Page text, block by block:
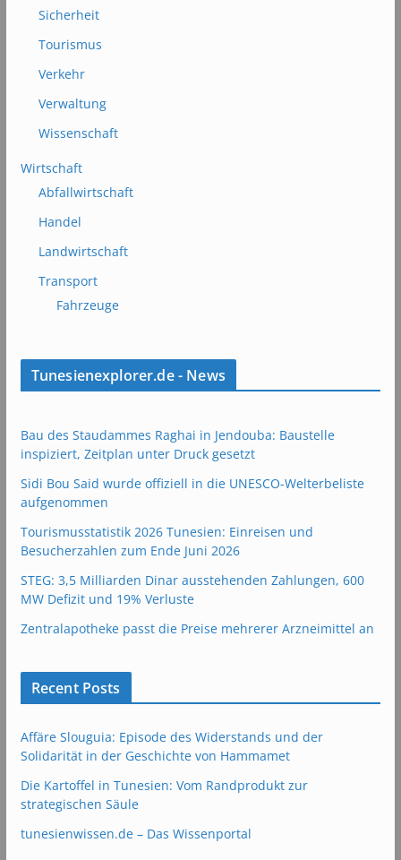
Sicherheit
Tourismus
Verkehr
Verwaltung
Wissenschaft
Wirtschaft
Abfallwirtschaft
Handel
Landwirtschaft
Transport
Fahrzeuge
Tunesienexplorer.de - News
Bau des Staudammes Raghai in Jendouba: Baustelle
inspiziert, Zeitplan unter Druck gesetzt
Sidi Bou Said wurde offiziell in die UNESCO-Welterbeliste
aufgenommen
Tourismusstatistik 2026 Tunesien: Einreisen und
Besucherzahlen zum Ende Juni 2026
STEG: 3,5 Milliarden Dinar ausstehenden Zahlungen, 600
MW Defizit und 19% Verluste
Zentralapotheke passt die Preise mehrerer Arzneimittel an
Recent Posts
Affäre Slouguia: Episode des Widerstands und der
Solidarität in der Geschichte von Hammamet
Die Kartoffel in Tunesien: Vom Randprodukt zur
strategischen Säule
tunesienwissen.de – Das Wissenportal